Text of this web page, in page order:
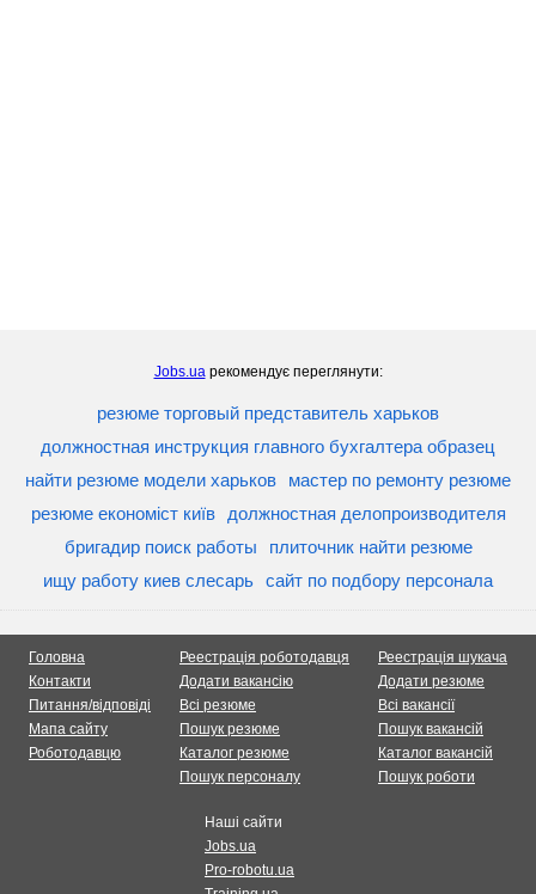
Jobs.uaрекомендує переглянути:
резюме торговый представитель харьков
должностная инструкция главного бухгалтера образец
найти резюме модели харьков
мастер по ремонту резюме
резюме економіст київ
должностная делопроизводителя
бригадир поиск работы
плиточник найти резюме
ищу работу киев слесарь сайт по подбору персонала
Головна
Контакти
Питання/відповіді
Мапа сайту
Роботодавцю
Реестрація роботодавця
Додати вакансію
Всі резюме
Пошук резюме
Каталог резюме
Пошук персоналу
Реестрація шукача
Додати резюме
Всі вакансії
Пошук вакансій
Каталог вакансій
Пошук роботи
Наші сайти
Jobs.ua
Pro-robotu.ua